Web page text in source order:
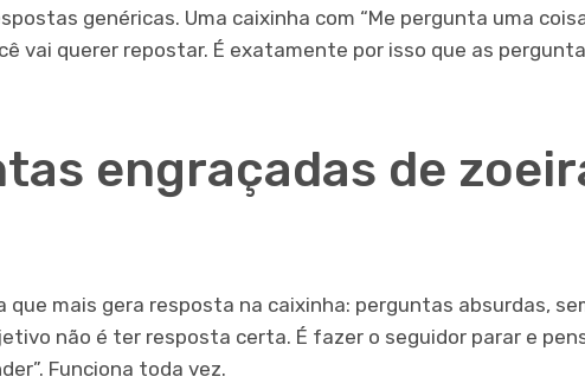
genéricas. Uma caixinha com “Me pergunta uma
vai querer repostar. É exatamente por isso que as
engraçadas de
que mais gera resposta na caixinha: perguntas absurdas,
não é ter resposta certa. É fazer o seguidor parar e
Funciona toda vez.